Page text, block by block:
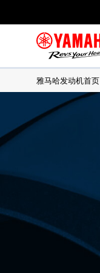
雅马哈发动机首页